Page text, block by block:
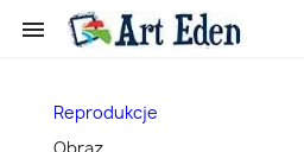

Reprodukcje